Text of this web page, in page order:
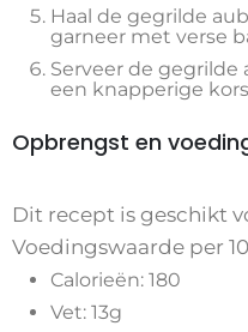
Haal de gegrilde
garneer met verse
Serveer de gegrilde
een knapperige
Opbrengst en
Dit recept is geschikt
Voedingswaarde per
Calorieën: 180
Vet: 13g